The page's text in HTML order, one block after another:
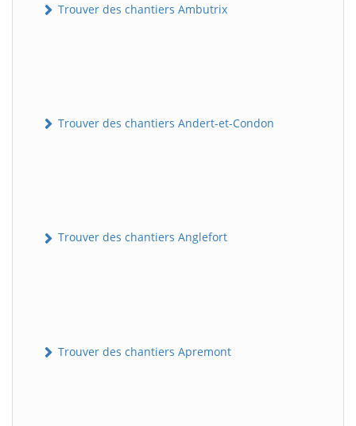
Trouver des chantiers Ambutrix
Trouver des chantiers Andert-et-Condon
Trouver des chantiers Anglefort
Trouver des chantiers Apremont